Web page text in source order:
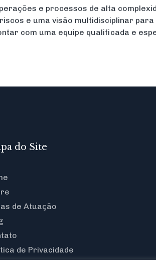
e processos de alta
e uma visão multidisciplinar
com uma equipe qualificada e
do Site
de Atuação
de Privacidade